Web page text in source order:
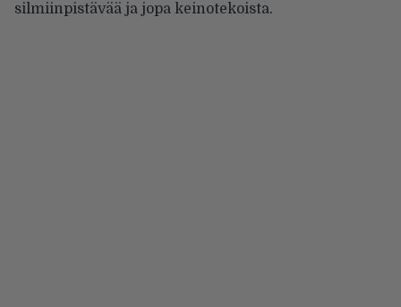
silmiinpistävää ja jopa keinotekoista.